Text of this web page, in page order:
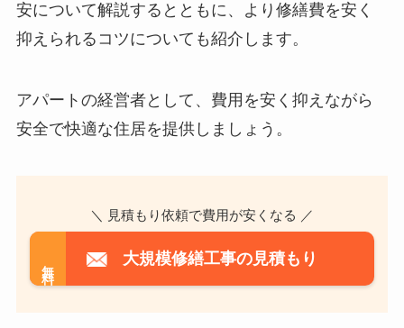
安について解説するとともに、より修繕費を安く
抑えられるコツについても紹介します。
アパートの経営者として、費用を安く抑えながら
安全で快適な住居を提供しましょう。
＼ 見積もり依頼で費用が安くなる ／
大規模修繕工事の見積もり